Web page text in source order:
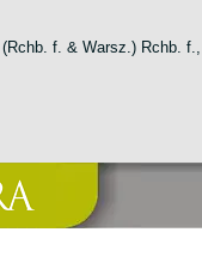
f. & Warsz.) Rchb. f.,